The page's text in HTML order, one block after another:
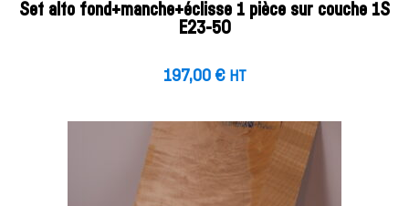
Set alto fond+manche+éclisse 1 pièce sur couche 1S
E23-50
197,00 € HT